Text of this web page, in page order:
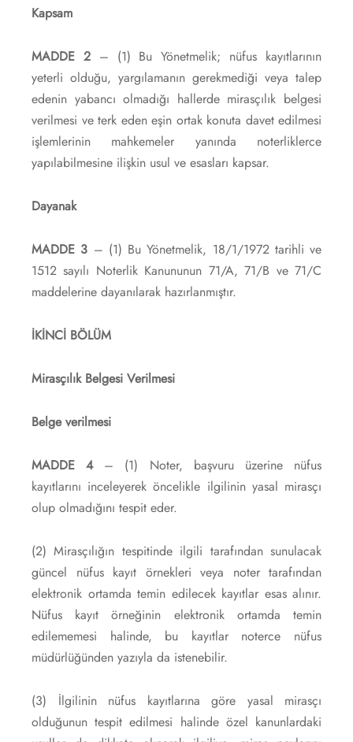
Kapsam
MADDE 2– (1) Bu Yönetmelik; nüfus kayıtlarının
yeterli olduğu, yargılamanın gerekmediği veya talep
edenin yabancı olmadığı hallerde mirasçılık belgesi
verilmesi ve terk eden eşin ortak konuta davet edilmesi
işlemlerinin mahkemeler yanında noterliklerce
yapılabilmesine ilişkin usul ve esasları kapsar.
Dayanak
MADDE 3 – (1) Bu Yönetmelik, 18/1/1972 tarihli ve
1512 sayılı Noterlik Kanununun 71/A, 71/B ve 71/C
maddelerine dayanılarak hazırlanmıştır.
İKİNCİ BÖLÜM
Mirasçılık Belgesi Verilmesi
Belge verilmesi
MADDE 4– (1) Noter, başvuru üzerine nüfus
kayıtlarını inceleyerek öncelikle ilgilinin yasal mirasçı
olup olmadığını tespit eder.
(2) Mirasçılığın tespitinde ilgili tarafından sunulacak
güncel nüfus kayıt örnekleri veya noter tarafından
elektronik ortamda temin edilecek kayıtlar esas alınır.
Nüfus kayıt örneğinin elektronik ortamda temin
edilememesi halinde, bu kayıtlar noterce nüfus
müdürlüğünden yazıyla da istenebilir.
(3) İlgilinin nüfus kayıtlarına göre yasal mirasçı
olduğunun tespit edilmesi halinde özel kanunlardaki